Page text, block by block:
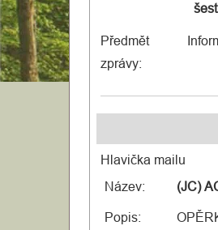
Předmět
zprávy:
Hlavička mailu
Název:
(JC)
Popis: